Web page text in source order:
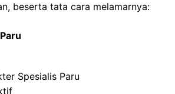
beserta tata cara melamarnya:
Spesialis Paru